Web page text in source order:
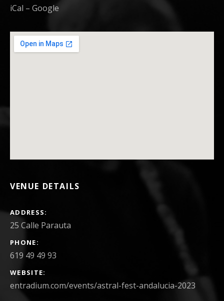
iCal Google
VENUE DETAILS
ADDRESS
PHONE
619 49 49 93
WEBSITE
entradium.com/events/astral-fest-andalucia-2023